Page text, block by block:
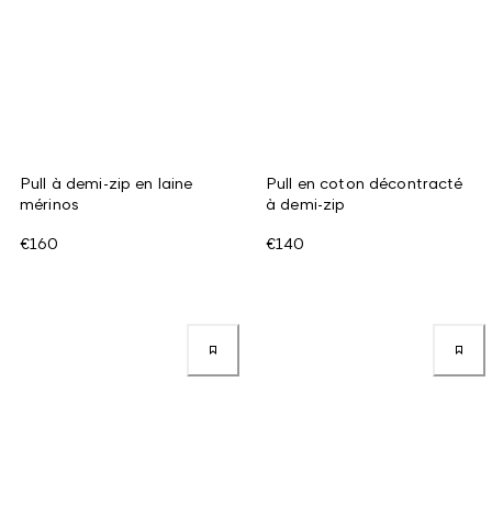
Pull à demi-zip en laine
mérinos
€160
Pull en coton décontracté
à demi-zip
€140